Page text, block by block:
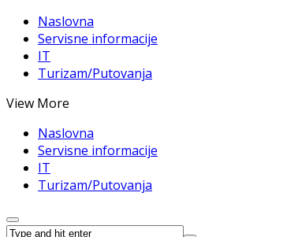
Naslovna
Servisne informacije
IT
Turizam/Putovanja
View More
Naslovna
Servisne informacije
IT
Turizam/Putovanja